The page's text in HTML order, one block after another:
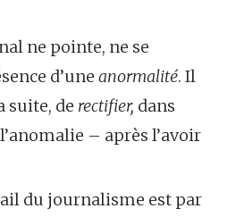
ne pointe, ne se
d’une anormalité. Il
suite, de rectifier, dans
– après l’avoir
du journalisme est par